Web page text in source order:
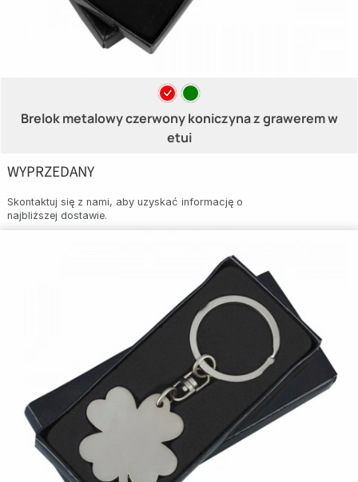
Brelok metalowy czerwony koniczyna z grawerem w
etui
WYPRZEDANY
Skontaktuj się z nami, aby uzyskać informację o
najbliższej dostawie.